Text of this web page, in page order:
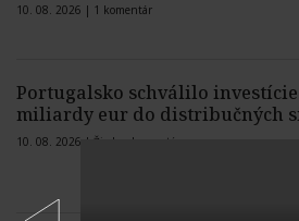
10. 08. 2026 | 1 komentár
Portugalsko schválilo investície
miliardy eur do distribučných
10. 08. 2026 | Žiadne komentáre